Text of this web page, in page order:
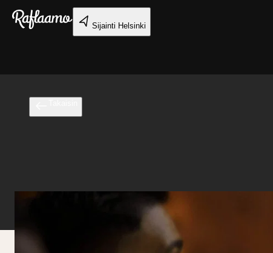
Siirry pääsisältöön
Sijainti Helsinki